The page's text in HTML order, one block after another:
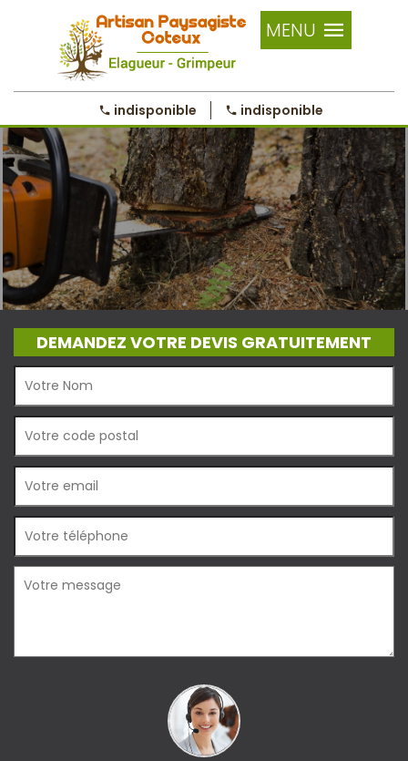
MENU
indisponible indisponible
DEMANDEZ VOTRE DEVIS GRATUITEMENT